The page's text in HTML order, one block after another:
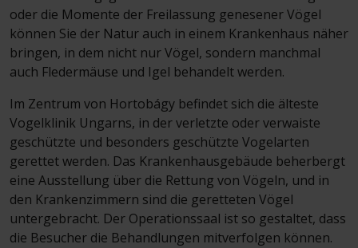
oder die Momente der Freilassung genesener Vögel
können Sie der Natur auch in einem Krankenhaus näher
bringen, in dem nicht nur Vögel, sondern manchmal
auch Fledermäuse und Igel behandelt werden.
Im Zentrum von Hortobágy befindet sich die älteste
Vogelklinik Ungarns, in der verletzte oder verwaiste
geschützte und besonders geschützte Vogelarten
gerettet werden. Das Krankenhausgebäude beherbergt
eine Ausstellung über die Rettung von Vögeln, und in
den Krankenzimmern sind die geretteten Vögel
untergebracht. Der Operationssaal ist so gestaltet, dass
die Besucher die Behandlungen mitverfolgen können.